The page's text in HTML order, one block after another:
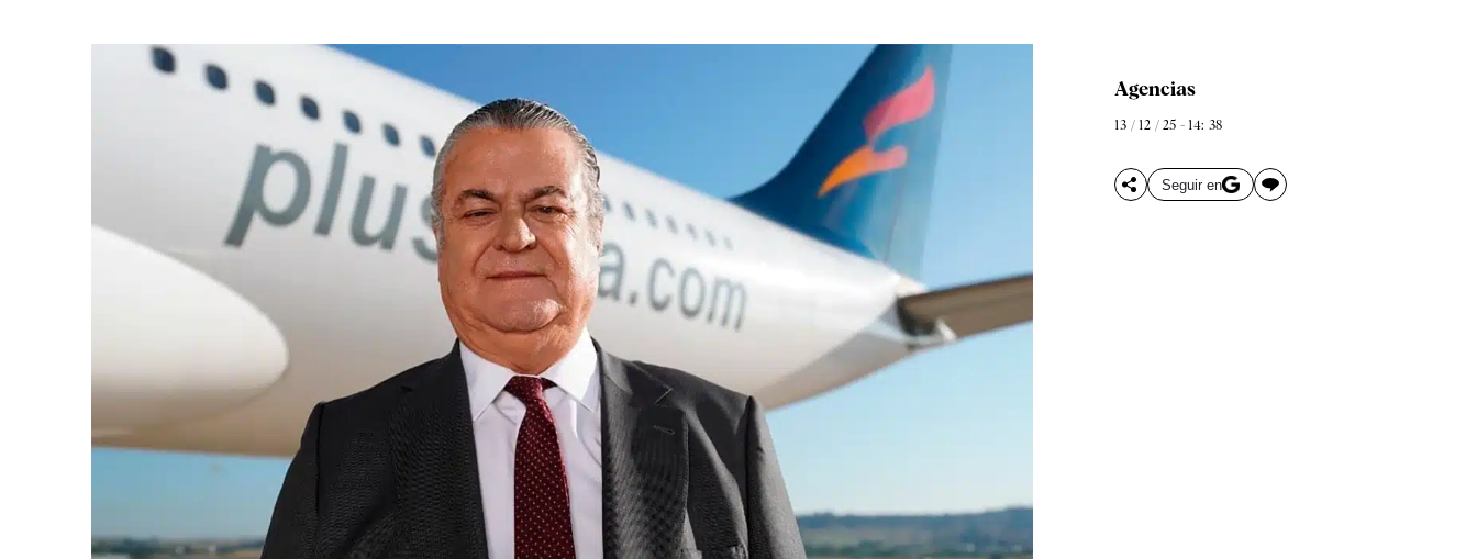
Agencias
13 / 12 / 25 - 14: 38
Seguir en